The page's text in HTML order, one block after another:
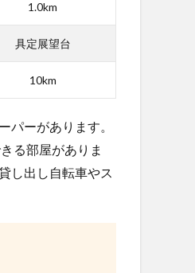
1.0km
具定展望台
10km
パーがあります。
る部屋がありま
し出し自転車やス